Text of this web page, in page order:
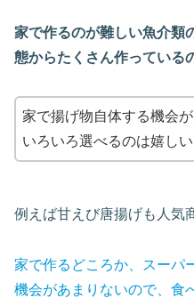
家で作るのが難しい魚介類
態からたくさん作っている
家で揚げ物自体する機会が
いろいろ選べるのは嬉しい
例えば甘えび唐揚げも人気
家で作るどころか、スーパ
機会があまりないので、食